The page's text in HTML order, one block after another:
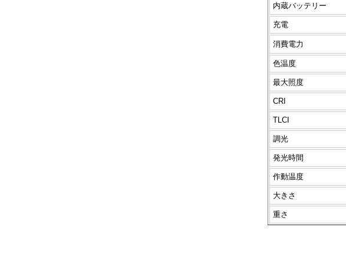
内蔵バッテリー
充電
消費電力
色温度
最大照度
CRI
TLCI
調光
発光時間
作動温度
大きさ
重さ